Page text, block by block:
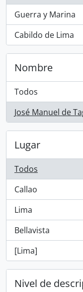
Guerra y Marina
, 810 resultados
Cabildo de Lima
, 1 resultados
Nombre
Todos
José Manuel de
, 811 resultados
Lugar
Todos
Callao
, 734 resultados
Lima
, 556 resultados
Bellavista
, 12 resultados
[Lima]
, 1 resultados
Nivel de